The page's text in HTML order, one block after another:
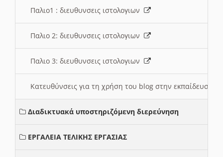
Παλιο1 : διευθυνσεις ιστολογιων
Παλιο 2: διευθυνσεις ιστολογιων
Παλιο 3: διευθυνσεις ιστολογιων
Κατευθύνσεις για τη χρήση του blog στην εκπαίδευση
Διαδικτυακά υποστηριζόμενη διερεύνηση
ΕΡΓΑΛΕΙΑ ΤΕΛΙΚΗΣ ΕΡΓΑΣΙΑΣ